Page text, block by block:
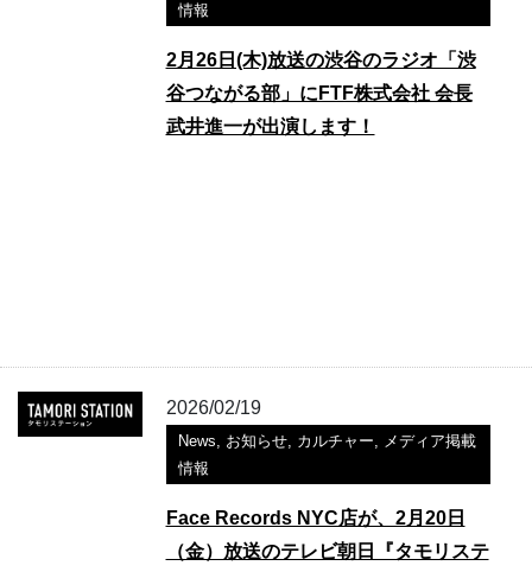
情報
2月26日(木)放送の渋谷のラジオ「渋
谷つながる部」にFTF株式会社 会長
武井進一が出演します！
2026/02/19
News, お知らせ, カルチャー, メディア掲載
情報
Face Records NYC店が、2月20日
（金）放送のテレビ朝日『タモリステ